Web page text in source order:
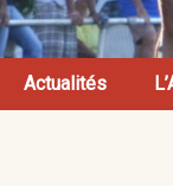
Actualités